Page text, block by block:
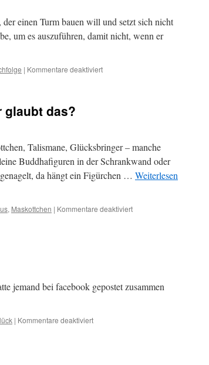
viel
und
dabei
Streit
einen Turm bauen will und setzt sich nicht
um es auszuführen, damit nicht, wenn er
| Kommentare deaktiviertfür
glaubt das?
Talismane, Glücksbringer – manche
Buddhafiguren in der Schrankwand oder
da hängt ein Figürchen … Weiterlesen
, Maskottchen | Kommentare deaktiviertfür
jemand bei facebook gepostet zusammen
| Kommentare deaktiviertfür